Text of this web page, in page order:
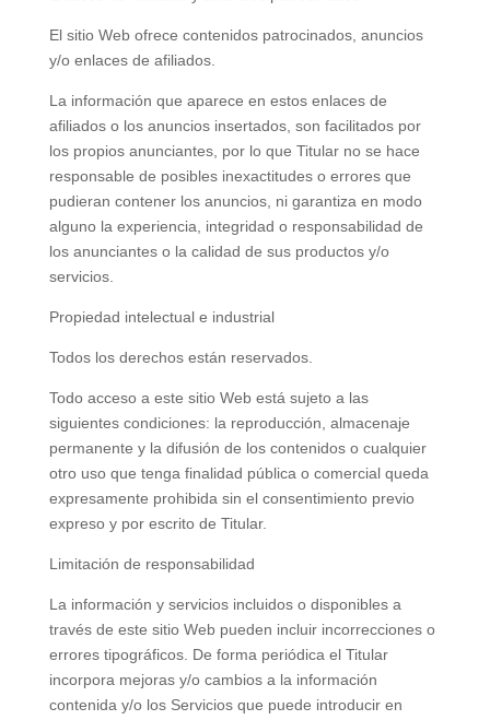
El sitio Web ofrece contenidos patrocinados, anuncios
y/o enlaces de afiliados.
La información que aparece en estos enlaces de
afiliados o los anuncios insertados, son facilitados por
los propios anunciantes, por lo que Titular no se hace
responsable de posibles inexactitudes o errores que
pudieran contener los anuncios, ni garantiza en modo
alguno la experiencia, integridad o responsabilidad de
los anunciantes o la calidad de sus productos y/o
servicios.
Propiedad intelectual e industrial
Todos los derechos están reservados.
Todo acceso a este sitio Web está sujeto a las
siguientes condiciones: la reproducción, almacenaje
permanente y la difusión de los contenidos o cualquier
otro uso que tenga finalidad pública o comercial queda
expresamente prohibida sin el consentimiento previo
expreso y por escrito de Titular.
Limitación de responsabilidad
La información y servicios incluidos o disponibles a
través de este sitio Web pueden incluir incorrecciones o
errores tipográficos. De forma periódica el Titular
incorpora mejoras y/o cambios a la información
contenida y/o los Servicios que puede introducir en